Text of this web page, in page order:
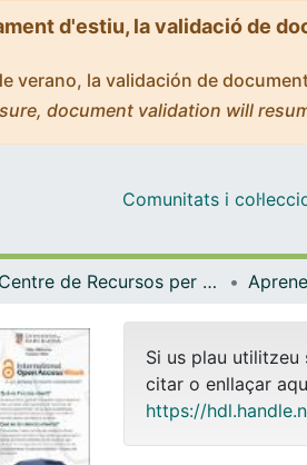
d'estiu, la validació de
verano, la validación de
document validation will
Comunitats i
Centre de Recursos per a l'Aprenentatge i la Investigació (CRAI-UB) - Institucional
Si us plau
citar o enllaçar
https://